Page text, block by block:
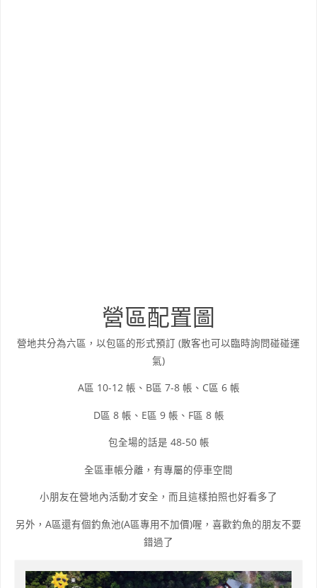
營區配置圖
營地共分為六區，以包區的形式預訂 (散客也可以臨時詢問碰碰運
氣)
A區 10-12 帳、B區 7-8 帳、C區 6 帳
D區 8 帳、E區 9 帳、F區 8 帳
包全場的話是 48-50 帳
全區車帳分離，有專屬的停車空間
小朋友在營地內活動才安全，而且這樣拍照也好看多了
另外，A區還有個釣魚池(A區專用不加價)喔，喜歡釣魚的朋友不要
錯過了